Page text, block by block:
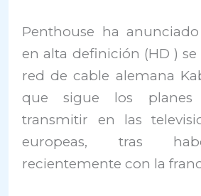
Penthouse ha
en alta definición (HD )
red de cable alemana
que sigue los planes
transmitir en las
europeas, tras
recientemente con la